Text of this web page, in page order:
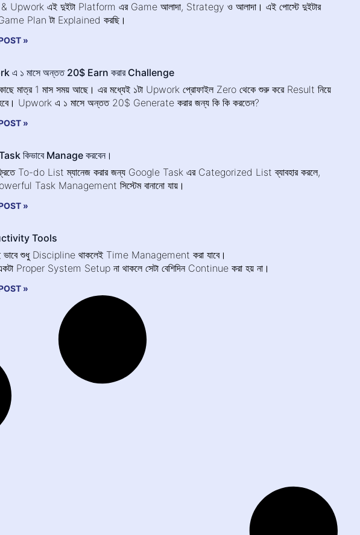
Upwork এই দুইটা Platform এর Game আলাদা, Strategy ও আলাদা। এই পোস্টে দুইটার
Plan টা Explained করছি।
»
এ ১ মাসে অন্তত 20$ Earn করার Challenge
মাত্র 1 মাস সময় আছে। এর মধ্যেই ১টা Upwork প্রোফাইল Zero থেকে শুরু করে Result নিয়ে
Upwork এ ১ মাসে অন্তত 20$ Generate করার জন্য কি কি করতেন?
»
কিভাবে Manage করবেন।
To-do List ম্যানেজ করার জন্য Google Task এর Categorized List ব্যাবহার করলে,
Task Management সিস্টেম বানানো যায়।
»
Tools
ভাবে শুধু Discipline থাকলেই Time Management করা যাবে।
Proper System Setup না থাকলে সেটা বেশিদিন Continue করা হয় না।
»